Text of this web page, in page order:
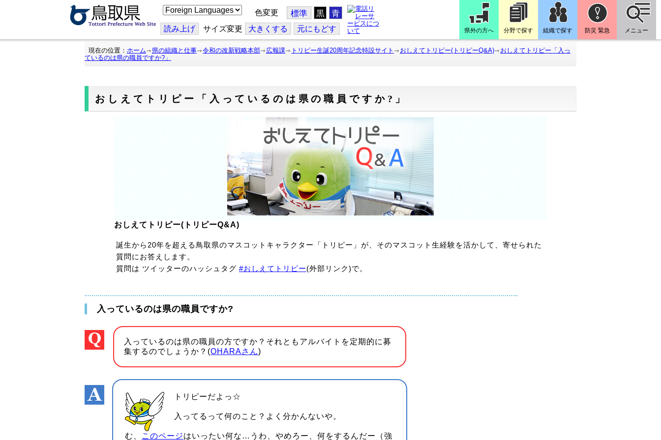
こ
の
ジ
を
翻
訳
色変更 標準 黒 青
読み上げ サイズ変更 大きくする 元にもどす 県外の方へ 分野で探す 組織で探す 防災 緊急 メニュー
現在の位置： ホーム 県の組織と仕事 令和の改新戦略本部 広報課 トリピー生誕20周年記念特設サイト おしえてトリピー(トリピーQ&A)
おしえてトリピー「入っ
ているのは県の職員ですか?」
おしえてトリピー「入っているのは県の職員ですか?」
おしえてトリピー(トリピーQ&A)
誕生から20年を超える鳥取県のマスコットキャラクター「トリピー」が、そのマスコット生経験を活かして、寄せられた
質問にお答えします。
質問は ツイッターのハッシュタグ #おしえてトリピー(外部リンク)で。
入っているのは県の職員ですか?
入っているのは県の職員の方ですか？それともアルバイトを定期的に募
集するのでしょうか？(OHARAさん)
トリピーだよっ☆
入ってるって何のこと？よく分かんないや。
む、 このペー ジはいったい何な…うわ、やめろー、何をするんだー（強